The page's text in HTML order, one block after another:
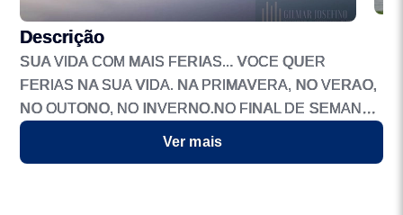
Descrição
SUA VIDA COM MAIS FERIAS... VOCE QUER
FERIAS NA SUA VIDA. NA PRIMAVERA, NO VERAO,
NO OUTONO, NO INVERNO.NO FINAL DE SEMANA,
NO FERIADO, SEMPRE QUE VOCE DESEJAR. E
VOCE QUER VIVER SUAS FERIAS EM UMA CASA,
Ver mais